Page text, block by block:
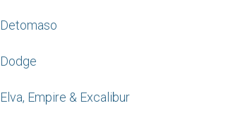
Detomaso
Dodge
Elva, Empire & Excalibur